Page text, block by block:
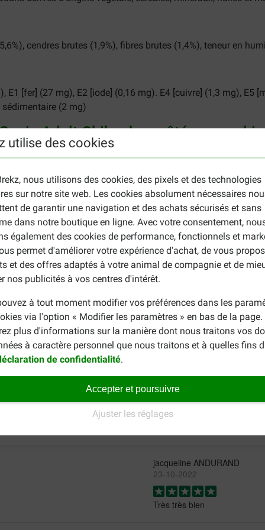
utilise des cookies
nous utilisons des cookies, des pixels et des technologies
sur notre site web. Les cookies absolument nécessaires
de garantir une navigation et des achats sécurisés et sans
dans notre boutique en ligne. Avec votre consentement,
également des cookies de performance, fonctionnels et
permet d'améliorer votre expérience d'achat, de vous
et des offres adaptés à votre animal de compagnie et de
nos publicités à vos centres d'intérêt.
à tout moment modifier vos préférences dans les
via l'option « Modifier les paramètres » en bas de la page.
plus d'informations sur la manière dont nous traitons vos
à caractère personnel que nous traitons et à quelles fins
de confidentialité.
Accepter et poursuivre
Ajuster les réglages
cendres brutes (1,9%), fibres brutes (1,4%), teneur en
[fer] (27 mg), E2 [iode] (0,16 mg). E4 [cuivre] (1,3 mg), E5
(2 mg)
Adult Chihuahua pâtée pour
Pour un équilibre nutritionnel optimal, il est
vous que votre chien dispose toujours de suffisamment
Adult Chihuahua pâtée pour chien est indiquée sur
des sachets fraicheur)Ration quotidienne (sachets +
½ sachet + 17 g de croquettes
½ sachet + 37 g de croquettes
½ sachet + 54 g de croquettes
?
qualité pour votre Chihuahua ? Alors jetez un œil aux
Royal Canin Puppy Chihuahuaspécifiquement adaptées
jacqueline ANDURAND
23-10-2022
Très très bien